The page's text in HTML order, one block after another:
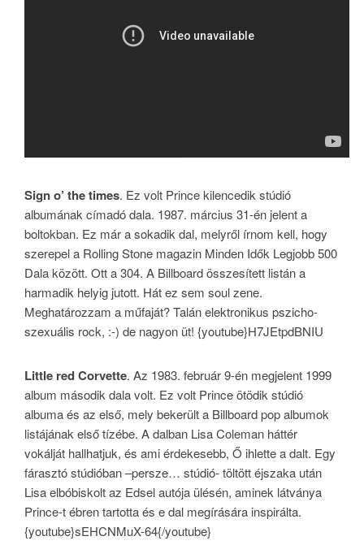
Sign o’ the times. Ez volt Prince kilencedik stúdió
albumának címadó dala. 1987. március 31-én jelent a
boltokban. Ez már a sokadik dal, melyről írnom kell, hogy
szerepel a Rolling Stone magazin Minden Idők Legjobb 500
Dala között. Ott a 304. A Billboard összesített listán a
harmadik helyig jutott. Hát ez sem soul zene.
Meghatározzam a műfaját? Talán elektronikus pszicho-
szexuális rock, :-) de nagyon üt! {youtube}H7JEtpdBNIU
Little red Corvette. Az 1983. február 9-én megjelent 1999
album második dala volt. Ez volt Prince ötödik stúdió
albuma és az első, mely bekerült a Billboard pop albumok
listájának első tízébe. A dalban Lisa Coleman háttér
vokálját hallhatjuk, és ami érdekesebb, Ő ihlette a dalt. Egy
fárasztó stúdióban –persze… stúdió- töltött éjszaka után
Lisa elbóbiskolt az Edsel autója ülésén, aminek látványa
Prince-t ébren tartotta és e dal megírására inspirálta.
{youtube}sEHCNMuX-64{/youtube}